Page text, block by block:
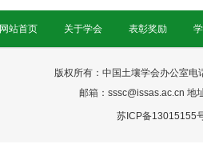
网站首页 关于学会 表彰奖励
版权所有：中国土壤学会办公室
邮箱：sssc@issas.ac.cn 地
苏ICP备13015155